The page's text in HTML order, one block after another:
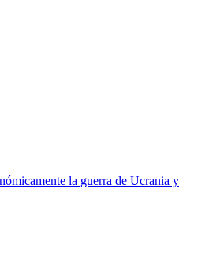
la guerra de Ucrania y